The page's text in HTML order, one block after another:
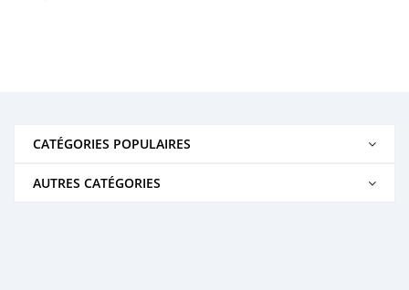
CATÉGORIES POPULAIRES
AUTRES CATÉGORIES